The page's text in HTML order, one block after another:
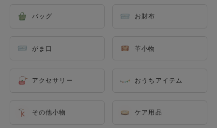
バッグ お財布
がま口 革小物
アクセサリー おうちアイテム
その他小物 ケア用品